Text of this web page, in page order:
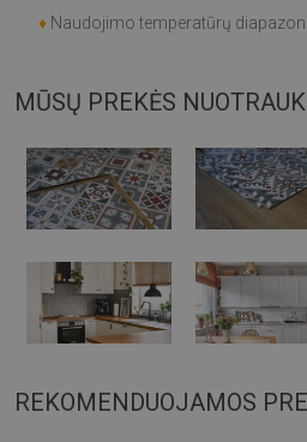
♦ Naudojimo temperatūrų
MŪSŲ PREKĖS
REKOMENDUOJAMOS